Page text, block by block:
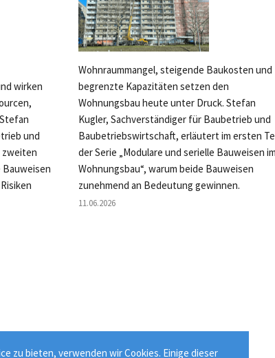
wirken
und
Bauweisen
Wohnraummangel, steigende Baukosten und
begrenzte Kapazitäten setzen den
Wohnungsbau heute unter Druck. Stefan
Kugler, Sachverständiger für Baubetrieb und
Baubetriebswirtschaft, erläutert im ersten
der Serie „Modulare und serielle Bauweisen im
Wohnungsbau“, warum beide Bauweisen
zunehmend an Bedeutung gewinnen.
11.06.2026
zu bieten, verwenden wir Cookies. Einige dieser